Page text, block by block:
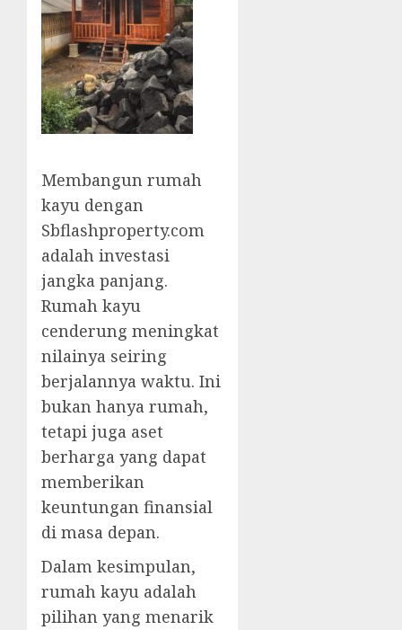
Membangun rumah
kayu dengan
Sbflashproperty.com
adalah investasi
jangka panjang.
Rumah kayu
cenderung meningkat
nilainya seiring
berjalannya waktu. Ini
bukan hanya rumah,
tetapi juga aset
berharga yang dapat
memberikan
keuntungan finansial
di masa depan.
Dalam kesimpulan,
rumah kayu adalah
pilihan yang menarik